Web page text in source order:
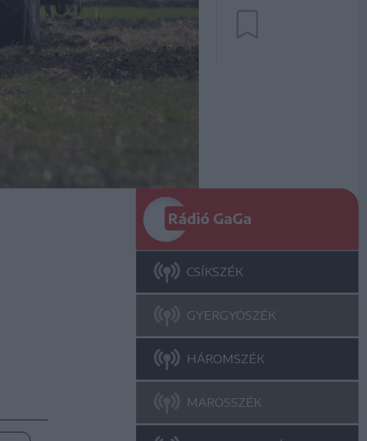
Rádió GaGa
CSÍKSZÉK
GYERGYÓSZÉK
HÁROMSZÉK
MAROSSZÉK